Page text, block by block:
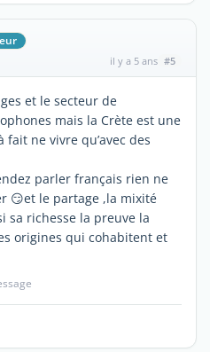
il y a 5 ans #5
et le secteur de
mais la Crète est une
ne vivre qu’avec des
parler français rien ne
😏et le partage ,la mixité
sa richesse la preuve la
origines qui cohabitent et